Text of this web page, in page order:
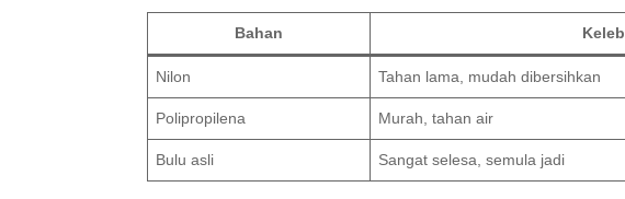
Bahan
Nilon Tahan lama, mudah dibersihkan
Polipropilena Murah, tahan air
Bulu asli Sangat selesa, semula jadi